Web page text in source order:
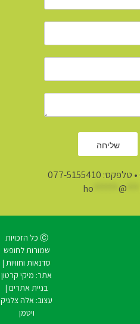
• טלפקס: 077-5155410
ho @
Ⓒ כל הזכויות
שמורות לחופש
סדנאות וחוויות |
אתר: מיקי קרטון
בניית אתרים |
עצוב: אלה צלניק
ויטמן